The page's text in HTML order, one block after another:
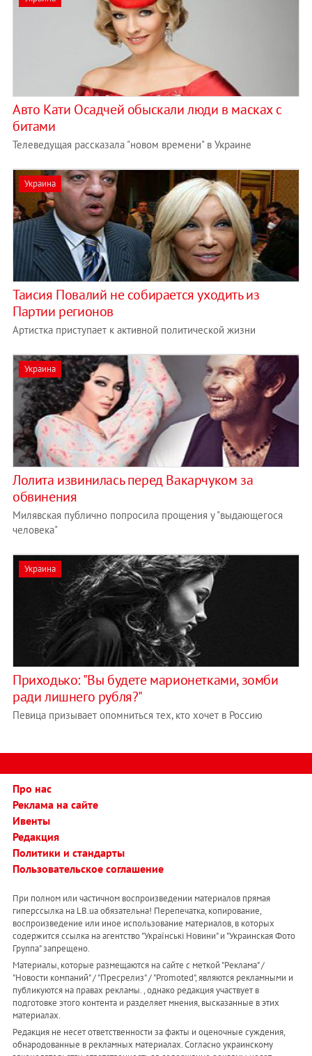
Авто Кати Осадчей обыскали люди в масках с
битами
Телеведущая рассказала "новом времени" в Украине
Украина
Таисия Повалий не собирается уходить из
Партии регионов
Артистка приступает к активной политической жизни
Украина
Лолита извинилась перед Вакарчуком за
обвинения
Милявская публично попросила прощения у "выдающегося
человека"
Украина
Приходько: "Вы будете марионетками, зомби
ради лишнего рубля?"
Певица призывает опомниться тех, кто хочет в Россию
Про нас
Реклама на сайте
Ивенты
Редакция
Политики и стандарты
Пользовательское соглашение
При полном или частичном воспроизведении материалов прямая
гиперссылка на LB.ua обязательна! Перепечатка, копирование,
воспроизведение или иное использование материалов, в которых
содержится ссылка на агентство "Українськi Новини" и "Украинская Фото
Группа" запрещено.
Материалы, которые размещаются на сайте с меткой "Реклама" /
"Новости компаний" / "Пресрелиз" / "Promoted", являются рекламными и
публикуются на правах рекламы. , однако редакция участвует в
подготовке этого контента и разделяет мнения, высказанные в этих
материалах.
Редакция не несет ответственности за факты и оценочные суждения,
обнародованные в рекламных материалах. Согласно украинскому